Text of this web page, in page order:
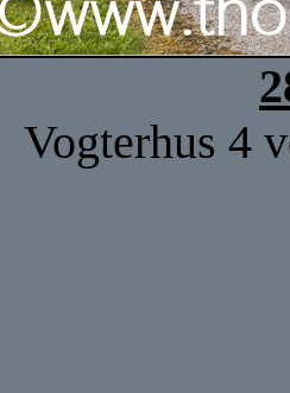
Vogterhus 4